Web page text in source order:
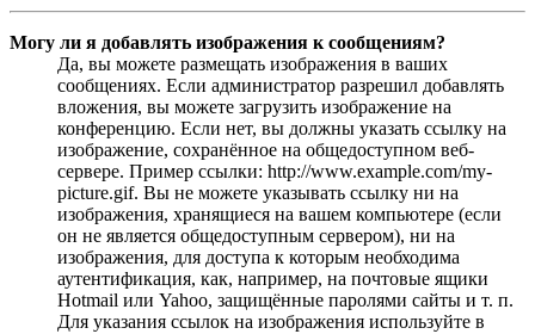
Могу ли я добавлять изображения к сообщениям?
Да, вы можете размещать изображения в ваших
сообщениях. Если администратор разрешил добавлять
вложения, вы можете загрузить изображение на
конференцию. Если нет, вы должны указать ссылку на
изображение, сохранённое на общедоступном веб-
сервере. Пример ссылки: http://www.example.com/my-
picture.gif. Вы не можете указывать ссылку ни на
изображения, хранящиеся на вашем компьютере (если
он не является общедоступным сервером), ни на
изображения, для доступа к которым необходима
аутентификация, как, например, на почтовые ящики
Hotmail или Yahoo, защищённые паролями сайты и т. п.
Для указания ссылок на изображения используйте в